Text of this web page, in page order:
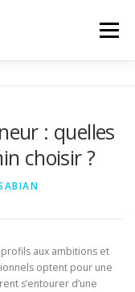
Menu
INFLUENCEURS
: quelles
choisir ?
aux ambitions et
optent pour une
s’entourer d’une